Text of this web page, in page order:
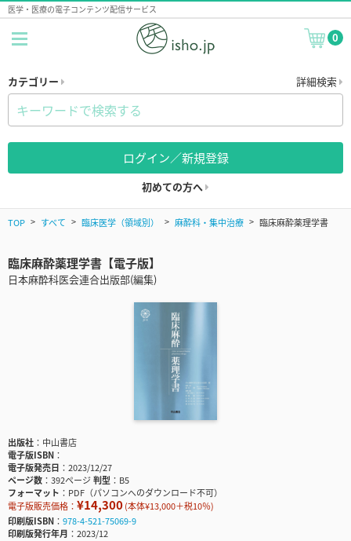
医学・医療の電子コンテンツ配信サービス
0
カテゴリー 詳細検索
ログイン／新規登録
初めての方へ
TOP すべて 臨床医学（領域別） 麻酔科・集中治療 臨床麻酔薬理学書
臨床麻酔薬理学書【電子版】
日本麻酔科医会連合出版部(編集)
出版社
中山書店
電子版ISBN
電子版発売日
2023/12/27
ページ数
392ページ判型
B5
フォーマット
PDF（パソコンへのダウンロード不可）
電子版販売価格： ¥14,300(本体¥13,000＋税10％)
印刷版ISBN
978-4-521-75069-9
印刷版発行年月
2023/12